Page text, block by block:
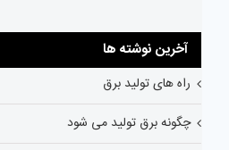
آخرین نوشته ها
راه های تولید برق
چگونه برق تولید می شود